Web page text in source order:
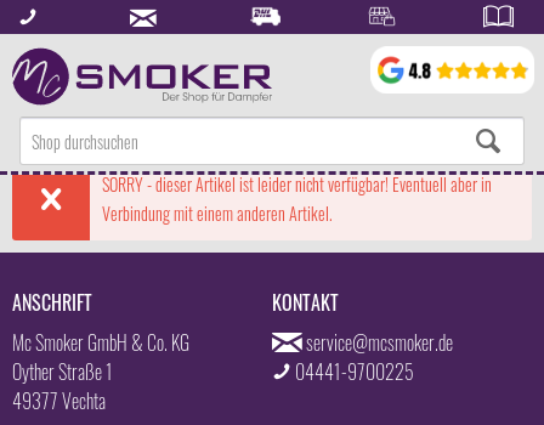
SORRY - dieser Artikel ist leider nicht verfügbar! Eventuell aber in
Verbindung mit einem anderen Artikel.
ANSCHRIFT
Mc Smoker GmbH & Co. KG
Oyther Straße 1
49377 Vechta
KONTAKT
service@mcsmoker.de
04441-9700225